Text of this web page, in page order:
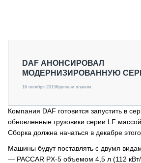
DAF АНОНСИРОВАЛ
МОДЕРНИЗИРОВАННУЮ
16 октября 2015Крупным планом
Компания DAF готовится запустить в
обновленные грузовики серии LF
Сборка должна начаться в декабре
Машины будут поставлять с двумя
― PACCAR PX-5 объемом 4,5 л (112